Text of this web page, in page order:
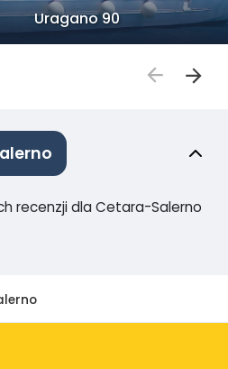
Uragano 90
recenzji dla Cetara-Salerno